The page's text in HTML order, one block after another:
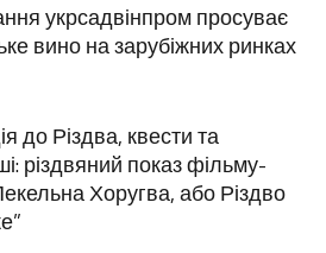
укрсадвінпром просуває
вино на зарубіжних ринках
до Різдва, квести та
різдвяний показ фільму-
Хоругва, або Різдво